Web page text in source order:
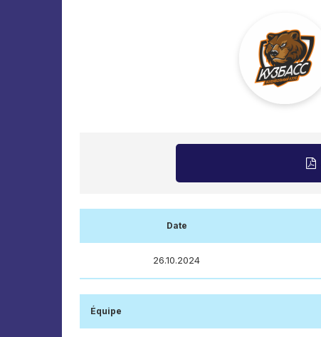
Date
26.10.2024
Équipe